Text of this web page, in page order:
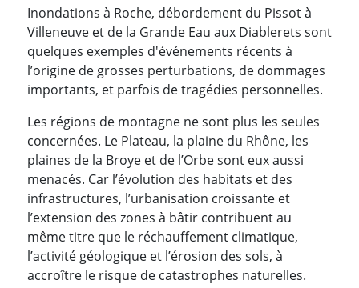
Inondations à Roche, débordement du Pissot à
Villeneuve et de la Grande Eau aux Diablerets sont
quelques exemples d'événements récents à
l’origine de grosses perturbations, de dommages
importants, et parfois de tragédies personnelles.
Les régions de montagne ne sont plus les seules
concernées. Le Plateau, la plaine du Rhône, les
plaines de la Broye et de l’Orbe sont eux aussi
menacés. Car l’évolution des habitats et des
infrastructures, l’urbanisation croissante et
l’extension des zones à bâtir contribuent au
même titre que le réchauffement climatique,
l’activité géologique et l’érosion des sols, à
accroître le risque de catastrophes naturelles.